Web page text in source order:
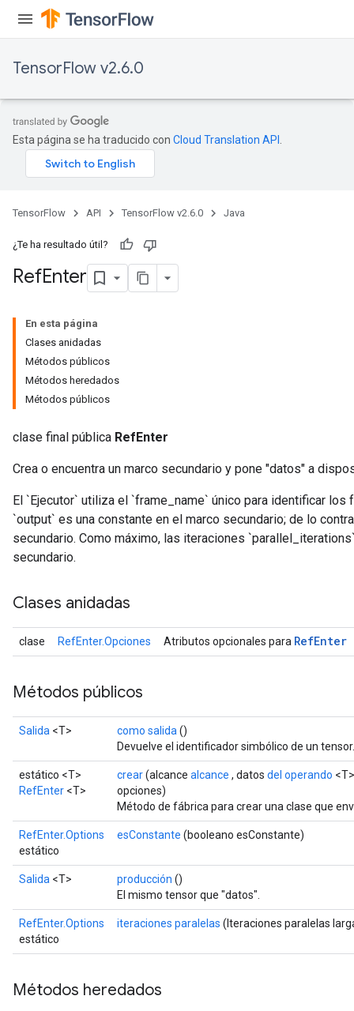
TensorFlow v2.6.0
Esta página se ha traducido con Cloud Translation API
TensorFlow API TensorFlow v2.6.0 Java
¿Te ha resultado útil?
RefEnter
En esta página
Clases anidadas
Métodos públicos
Métodos heredados
Métodos públicos
clase final pública RefEnter
Crea o encuentra un marco secundario y pone "datos" a
El `Ejecutor` utiliza el `frame_name` único para identificar
`output` es una constante en el marco secundario; de lo
secundario. Como máximo, las iteraciones
secundario.
Clases anidadas
clase RefEnter.Opciones Atributos opcionales para RefEnter
Métodos públicos
Salida <T> como salida ()
Devuelve el identificador simbólico de un tensor.
estático <T>
RefEnter <T>
crear(alcance alcance , datos del operando
opciones)
Método de fábrica para crear una clase que
RefEnter.Options
estático
esConstante (booleano esConstante)
Salida <T> producción ()
El mismo tensor que "datos".
RefEnter.Options
estático
iteraciones paralelas (Iteraciones paralelas
Métodos heredados